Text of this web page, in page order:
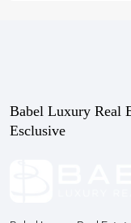
Babel Luxury Real
Esclusive